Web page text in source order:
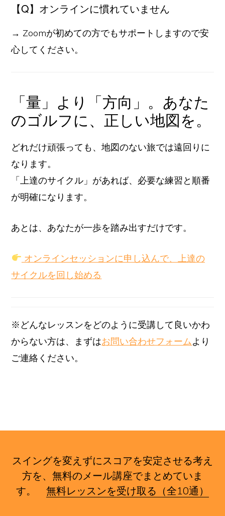
【Q】オンラインに慣れていません
→ Zoomが初めての方でもサポートしますので安
心してください。
「量」より「方向」。あなた
のゴルフに、正しい地図を。
どれだけ頑張っても、地図のない旅では遠回りに
なります。
「上達のサイクル」があれば、必要な練習と順番
が明確になります。
あとは、あなたが一歩を踏み出すだけです。
オンラインセッションに申し込んで、上達の
サイクルを回し始める
※どんなレッスンをどのように受講して良いかわ
からない方は、まずはお問い合わせフォームより
ご連絡ください。
スイングを変えずにスコアを安定させる考え
方を、無料のメール講座でまとめていま
す。 無料レッスンを受け取る（全10通）